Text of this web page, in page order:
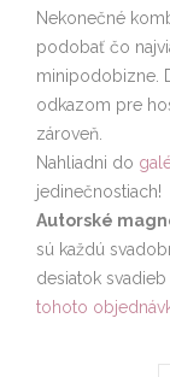
Nekonečné
podobať čo
minipodobizne.
odkazom pre
zároveň.
Nahliadni do
jedinečnostiach!
Autorské
sú každú
desiatok
tohoto